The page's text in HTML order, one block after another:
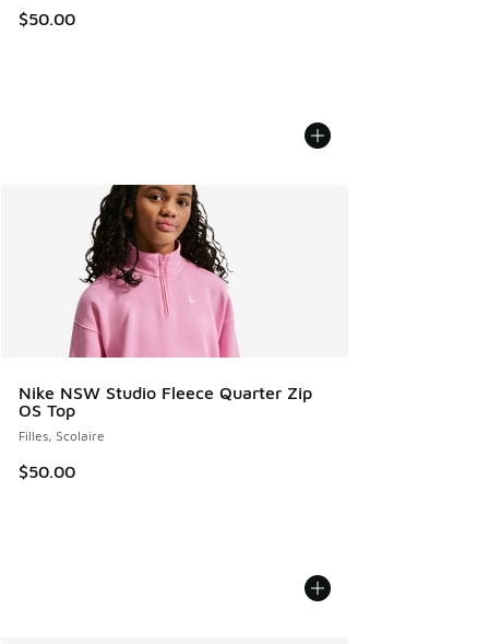
$50.00
Nike NSW Studio Fleece Quarter Zip
OS Top
Filles, Scolaire
$50.00